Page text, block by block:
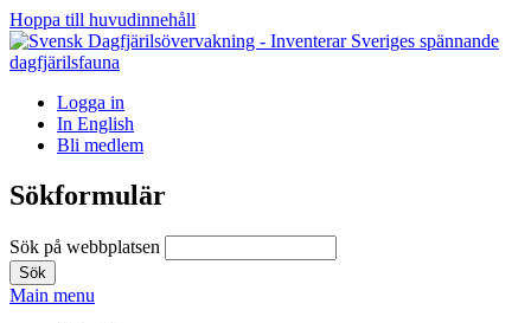
Hoppa till huvudinnehåll
Logga in
In English
Bli medlem
Sökformulär
Sök på webbplatsen
Main menu